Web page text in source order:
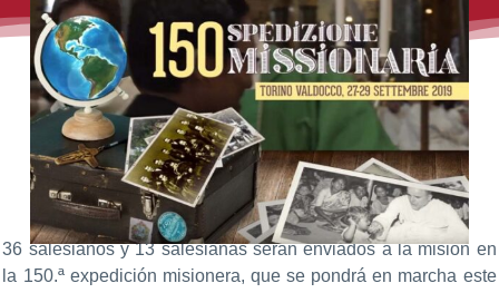
36 salesianos y 13 salesianas serán enviados a la misión en
la 150.ª expedición misionera, que se pondrá en marcha este